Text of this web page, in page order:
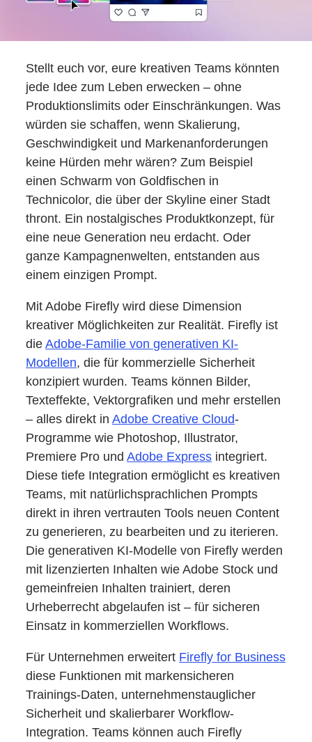
Stellt euch vor, eure kreativen Teams könnten
jede Idee zum Leben erwecken – ohne
Produktionslimits oder Einschränkungen. Was
würden sie schaffen, wenn Skalierung,
Geschwindigkeit und Markenanforderungen
keine Hürden mehr wären? Zum Beispiel
einen Schwarm von Goldfischen in
Technicolor, die über der Skyline einer Stadt
thront. Ein nostalgisches Produktkonzept, für
eine neue Generation neu erdacht. Oder
ganze Kampagnenwelten, entstanden aus
einem einzigen Prompt.
Mit Adobe Firefly wird diese Dimension
kreativer Möglichkeiten zur Realität. Firefly ist
dieAdobe-Familie von generativen KI-
Modellen, die für kommerzielle Sicherheit
konzipiert wurden. Teams können Bilder,
Texteffekte, Vektorgrafiken und mehr erstellen
– alles direkt inAdobe Creative Cloud-
Programme wie Photoshop, Illustrator,
Premiere Pro undAdobe Express integriert.
Diese tiefe Integration ermöglicht es kreativen
Teams, mit natürlichsprachlichen Prompts
direkt in ihren vertrauten Tools neuen Content
zu generieren, zu bearbeiten und zu iterieren.
Die generativen KI-Modelle von Firefly werden
mit lizenzierten Inhalten wie Adobe Stock und
gemeinfreien Inhalten trainiert, deren
Urheberrecht abgelaufen ist – für sicheren
Einsatz in kommerziellen Workflows.
Für Unternehmen erweitert Firefly for Business
diese Funktionen mit markensicheren
Trainings-Daten, unternehmenstauglicher
Sicherheit und skalierbarer Workflow-
Integration. Teams können auch Firefly